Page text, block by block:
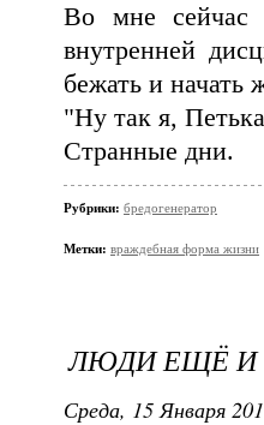
Во мне сейчас
внутренней
бежать и начать
"Ну так я,
Странные дни.
Рубрики: бредогенератор
Метки: враждебная форма жизни
ЛЮДИ ЕЩЁ И
Среда, 15 Января